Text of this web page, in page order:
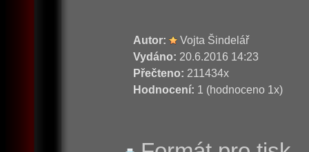
Autor:
Vojta Šindelář
Vydáno: 20.6.2016 14:23
Přečteno: 211434x
Hodnocení: 1 (hodnoceno 1x)